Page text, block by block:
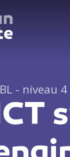
- niveau 4